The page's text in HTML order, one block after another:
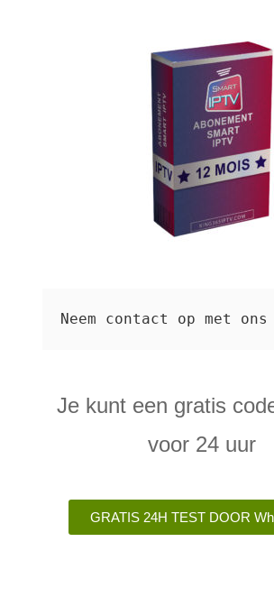
Neem contact op met
Je kunt een gratis
voor 24 uur
GRATIS 24H TEST DOOR